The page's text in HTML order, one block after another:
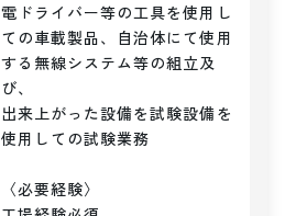
電ドライバー等の工具を使用し
ての車載製品、自治体にて使用
する無線システム等の組立及
び、
出来上がった設備を試験設備を
使用しての試験業務
〈必要経験〉